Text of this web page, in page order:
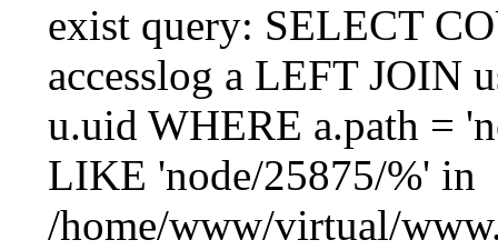
exist query: SELECT
accesslog a LEFT JOIN
u.uid WHERE a.path =
LIKE 'node/25875/%' in
/home/www/virtual/